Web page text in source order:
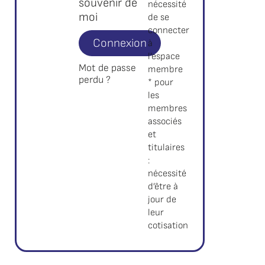
souvenir de
moi
Connexion
Mot de passe
perdu ?
nécessité
de se
connecter
à
l’espace
membre
* pour
les
membres
associés
et
titulaires
:
nécessité
d’être à
jour de
leur
cotisation